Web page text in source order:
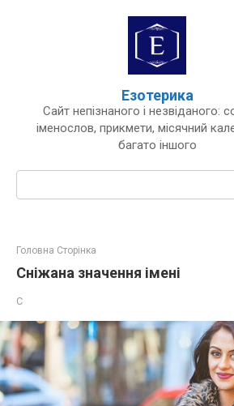
Езотерика
Сайт непізнаного і незвіданого:
іменослов, прикмети, місячний
багато іншого
Пошук:
Головна Сторінка
Сніжана значення імені
С